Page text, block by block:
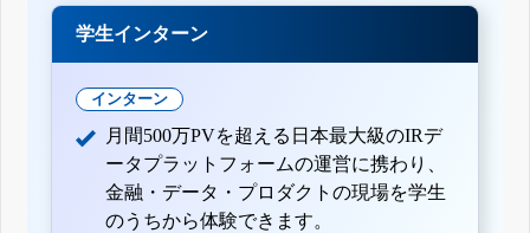
学生インターン
インターン
月間500万PVを超える日本最大級のIRデ
ータプラットフォームの運営に携わり、
金融・データ・プロダクトの現場を学生
のうちから体験できます。